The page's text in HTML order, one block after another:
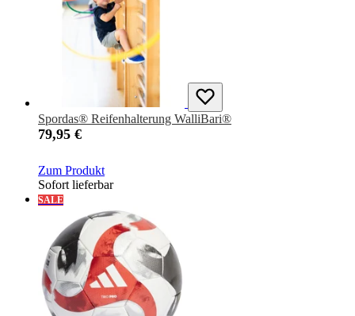
Spordas® Reifenhalterung WalliBari®
79,95 €
Zum Produkt
Sofort lieferbar
SALE